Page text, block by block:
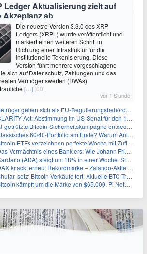
Ledger Aktualisierung zielt auf
ab
Die neueste Version 3.3.0 des XRP
Ledgers (XRPL) wurde veröffentlicht und
markiert einen weiteren Schritt in
Richtung einer Infrastruktur für die
institutionelle Tokenisierung. Diese
Version führt mehrere vorgeschlagene
sich auf Datenschutz, Zahlungen und das
Vermögenswerten (RWAs)
[…] (00)
vor 1 Stunde
geben sich als EU-Regulierungsbehörden aus, um Krypto-Nutzer nach MiCA-Deadline ins Visier zu nehmen
Act: Abstimmung im US-Senat für den 15. September angesetzt
Bitcoin-Sicherheitskampagne entdeckt fast 5.000 Softwareprobleme in 390 Projekten
60/40-Portfolio am Ende? Warum Anleger jetzt radikal umdenken müssen
ETFs verzeichnen perfekte Woche mit Zuflüssen auf 3-Monats-Hoch
Vermächtnis eines Bankiers: Wie Johann Friedrich Städel sein Imperium unsterblich machte
(ADA) steigt um 18% in einer Woche: Steht ein Kurs von $0,30 bevor?
knackt erneut Rekordmarke – Zalando-Aktie crasht nach Quartalszahlen
setzt Bitcoin-Verkäufe fort: Aktuelle BTC-Transaktionen
kämpft um die Marke von $65.000, Pi Network gewinnt an Unterstützung